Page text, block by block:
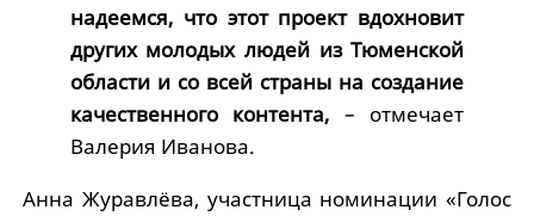
надеемся, что этот проект вдохновит
других молодых людей из Тюменской
области и со всей страны на создание
качественного контента, – отмечает
Валерия Иванова.
Анна Журавлёва, участница номинации «Голос